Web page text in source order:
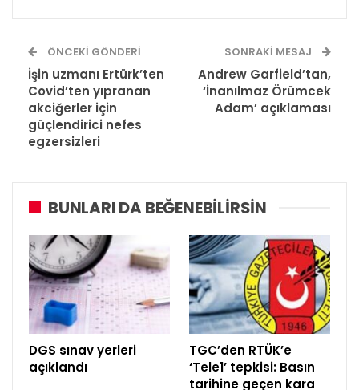
ÖNCEKI GÖNDERI
İşin uzmanı Ertürk’ten
Covid’ten yıpranan
akciğerler için
güçlendirici nefes
egzersizleri
SONRAKI MESAJ
Andrew Garfield’tan,
‘İnanılmaz Örümcek
Adam’ açıklaması
BUNLARI DA BEĞENEBILIRSIN
DGS sınav yerleri
açıklandı
TGC’den RTÜK’e
‘Tele1’ tepkisi: Basın
tarihine geçen kara